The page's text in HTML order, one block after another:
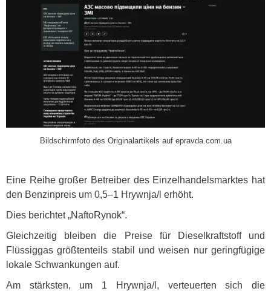
Bildschirmfoto des Originalartikels auf epravda.com.ua
Eine Reihe großer Betreiber des Einzelhandelsmarktes hat
den Benzinpreis um 0,5–1 Hrywnja/l erhöht.
Dies berichtet „NaftoRynok“.
Gleichzeitig bleiben die Preise für Dieselkraftstoff und
Flüssiggas größtenteils stabil und weisen nur geringfügige
lokale Schwankungen auf.
Am stärksten, um 1 Hrywnja/l, verteuerten sich die